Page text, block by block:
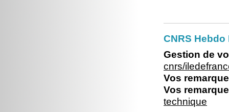
CNRS
Gestion de
cnrs/
Vos
Vos
technique